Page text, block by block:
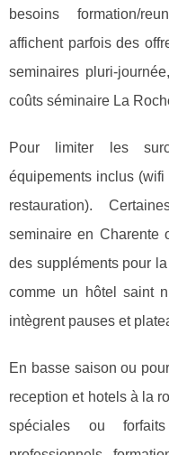
besoins formation/
affichent parfois des
seminaires pluri-
coûts séminaire La
Pour limiter les
équipements inclus
restauration).
seminaire en Charente
des suppléments pour
comme un hôtel saint
intègrent pauses et
En basse saison ou
reception et hotels à la
spéciales ou